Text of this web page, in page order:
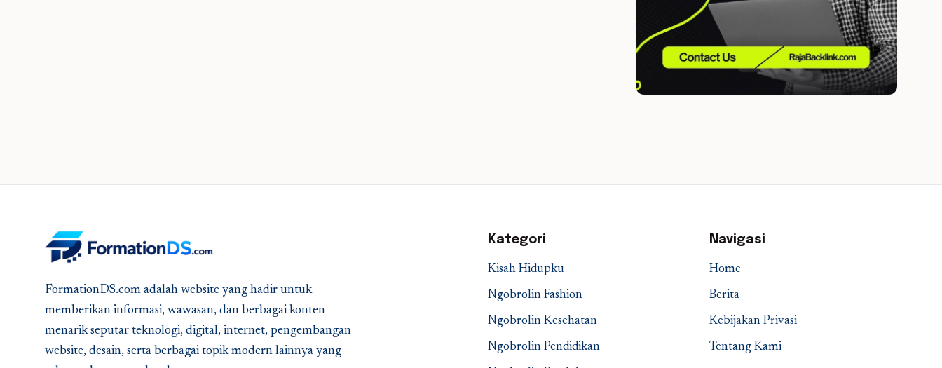
FormationDS.com adalah website yang hadir untuk
memberikan informasi, wawasan, dan berbagai konten
menarik seputar teknologi, digital, internet, pengembangan
website, desain, serta berbagai topik modern lainnya yang
Kategori
Kisah Hidupku
Ngobrolin Fashion
Ngobrolin Kesehatan
Ngobrolin Pendidikan
Navigasi
Home
Berita
Kebijakan Privasi
Tentang Kami